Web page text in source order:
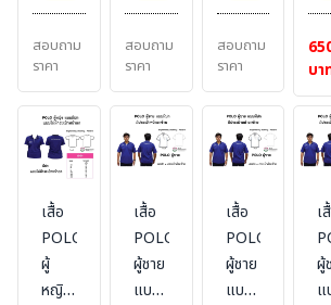
กระเป๋า
หน้าอก
ซ้าย
ผ้า
TC
สอบถาม
ราคา
กระเป๋า
หน้าอก
ซ้าย
ผ้า
DRY
TECH
สอบถาม
ราคา
กระเป๋า
หน้าอก
ผ้า
TK
สอบถาม
ราคา
ก
ห
ผ้
บา
เสื้อ
POLO-
ผู้
หญิง
เสื้อ
POLO-
ผู้ชาย
แบบ
เสื้อ
POLO-
ผู้ชาย
แบบ
เ
ผู้
แ